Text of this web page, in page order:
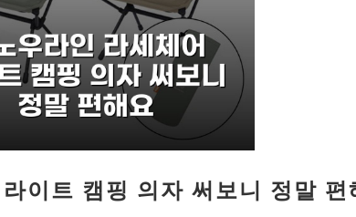
이트 캠핑 의자 써보니 정말 편